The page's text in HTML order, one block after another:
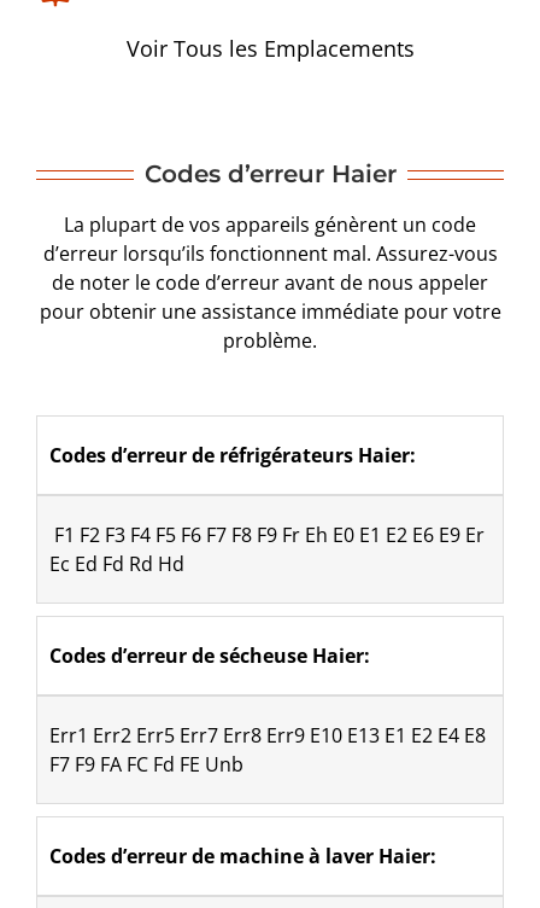
Voir Tous les Emplacements
Codes d’erreur Haier
La plupart de vos appareils génèrent un code
d’erreur lorsqu’ils fonctionnent mal. Assurez-vous
de noter le code d’erreur avant de nous appeler
pour obtenir une assistance immédiate pour votre
problème.
Codes d’erreur de réfrigérateurs Haier:
F1 F2 F3 F4 F5 F6 F7 F8 F9 Fr Eh E0 E1 E2 E6 E9 Er
Ec Ed Fd Rd Hd
Codes d’erreur de sécheuse Haier:
Err1 Err2 Err5 Err7 Err8 Err9 E10 E13 E1 E2 E4 E8
F7 F9 FA FC Fd FE Unb
Codes d’erreur de machine à laver Haier: